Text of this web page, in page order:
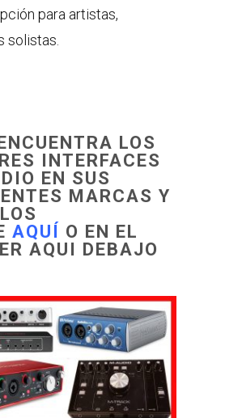
para artistas,
solistas.
LOS
INTERFACES
EN SUS
MARCAS Y
AQUÍ O EN EL
AQUI DEBAJO